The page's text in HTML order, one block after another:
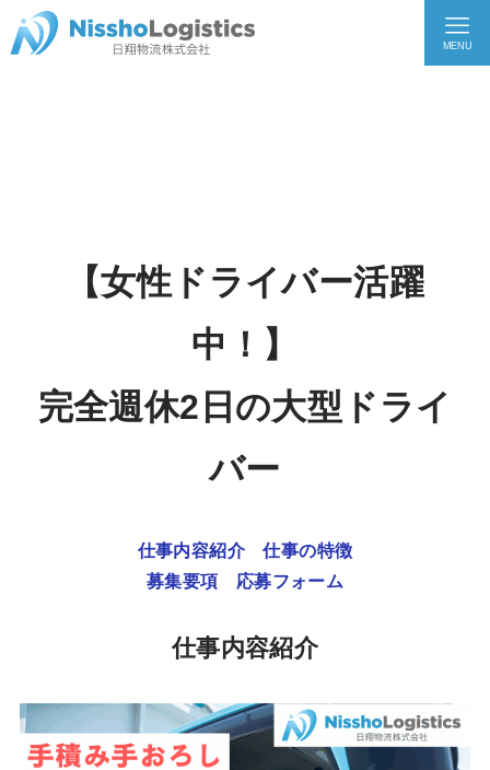
MENU
【女性ドライバー活躍
中！】
完全週休2日の大型ドライ
バー
仕事内容紹介
仕事の特徴
募集要項
応募フォーム
仕事内容紹介